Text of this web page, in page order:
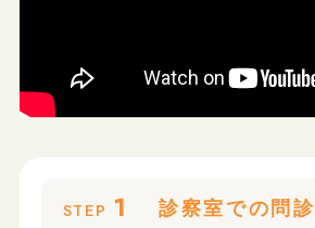
STEP 1 診察室での問診